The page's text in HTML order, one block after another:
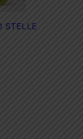
STELLE